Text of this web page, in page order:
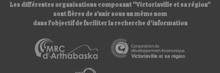
Les différentes organisations composant “Victoriaville et sa région”
sont fières de s’unir sous un même nom
dans l’objectif de faciliter la recherche d’information